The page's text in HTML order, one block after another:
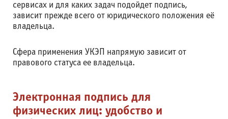
сервисах и для каких задач подойдет подпись,
зависит прежде всего от юридического положения её
владельца.
Сфера применения УКЭП напрямую зависит от
правового статуса ее владельца.
Электронная подпись для
физических лиц: удобство и